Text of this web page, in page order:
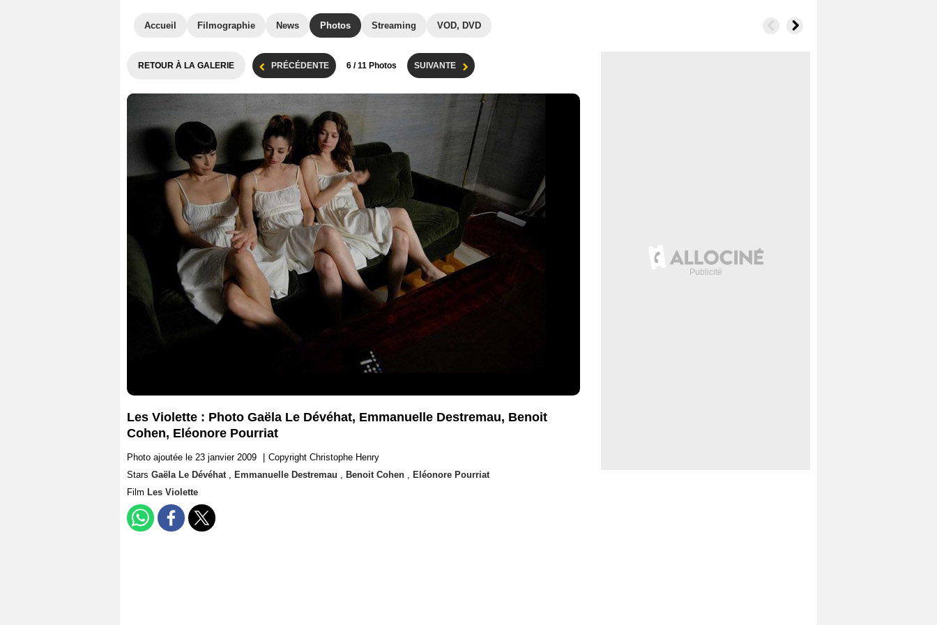
Accueil Filmographie News Photos Streaming VOD, DVD
RETOUR À LA GALERIE PRÉCÉDENTE 6 / 11 Photos SUIVANTE
Les Violette : Photo Gaëla Le Dévéhat, Emmanuelle Destremau, Benoit
Cohen, Eléonore Pourriat
Photo ajoutée le 23 janvier 2009
Copyright Christophe Henry
Stars Gaëla Le Dévéhat , Emmanuelle Destremau , Benoit Cohen , Eléonore Pourriat
Film Les Violette